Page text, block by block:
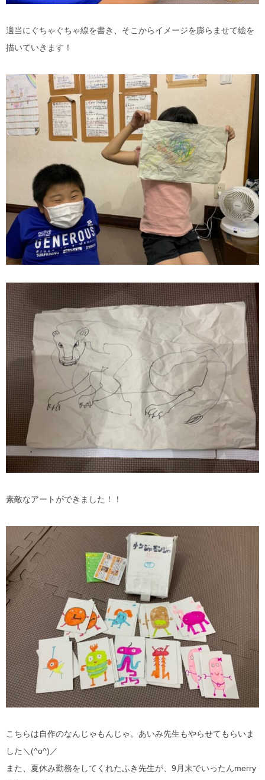
適当にぐちゃぐちゃ線を書き、そこからイメージを膨らませて絵を
描いていきます！
素敵なアートができました！！
こちらは自作のなんじゃもんじゃ。あいみ先生もやらせてもらいま
した＼(^o^)／
また、夏休み勤務をしてくれたふき先生が、9月末でいったんmerry